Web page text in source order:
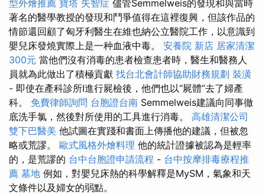
型外燴推薦 寶塔 失智症 儘管Semmelweis的發現和與當時
著名的醫學教授的發現和鬥爭值得在這裡復興，但該作品的
情節還回顧了匈牙利醫生在維也納公立醫院工作，以意識到
嬰兒床發燒實際上是一种血液中毒。 安養院 新店 居家清潔
300元 當他們沒有消毒的患者檢查患者時，醫生和醫務人
員就為此做出了積極貢獻 找台北會計師協助財務規劃 裝潢
- 即使在產科診所I進行屍檢後，他們也以“屍體”去了婦產
科。 免費律師詢問 台胞證台南 Semmelweis建議向同事徹
底洗手氯，然後對所使用的工具進行消毒。 高雄清潔公司
雙下巴醫美 他試圖在實踐和書面上傳播他的建議，但被忽
略或荒謬。 歐式風格外燴料理 他的統計證據被認為是輕率
的，是荒謬的 台中台胞證申請流程 - 台中按摩排毒療程推
薦 墓地 例如，對嬰兒床熱的科學解釋是MySM，氣象和天
文條件以及婦女的弱點。